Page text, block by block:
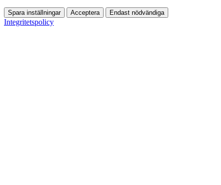
Spara inställningar Acceptera Endast nödvändiga
Integritetspolicy